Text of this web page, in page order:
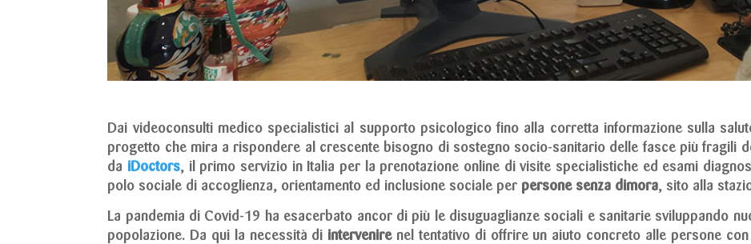
Dai videoconsulti medico specialistici al supporto psicologico fino alla corretta informazione sulla
progetto che mira a rispondere al crescente bisogno di sostegno socio-sanitario delle fasce più fragili
da iDoctors, il primo servizio in Italia per la prenotazione online di visite specialistiche ed esami
polo sociale di accoglienza, orientamento ed inclusione sociale per persone senza dimora, sito alla
La pandemia di Covid-19 ha esacerbato ancor di più le disuguaglianze sociali e sanitarie sviluppando
popolazione. Da qui la necessità di intervenirenel tentativo di offrire un aiuto concreto alle persone